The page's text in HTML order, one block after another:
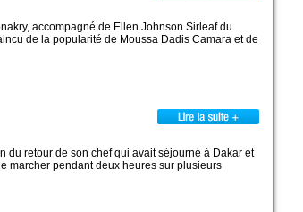
accompagné de Ellen Johnson Sirleaf du
de la popularité de Moussa Dadis Camara et de
du retour de son chef qui avait séjourné à Dakar et
marcher pendant deux heures sur plusieurs